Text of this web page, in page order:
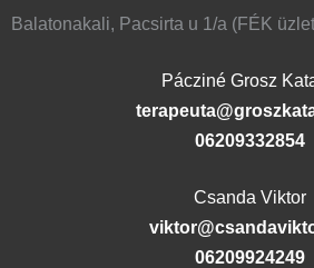
Balatonakali, Pacsirta u 1/a (FÉK
Pácziné Grosz
06209332854
Csanda Viktor
06209924249